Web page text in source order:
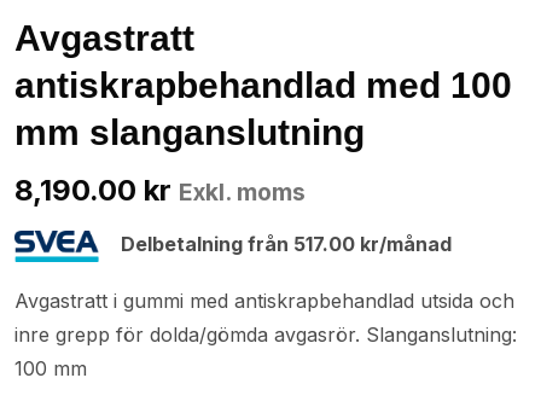
Delbetalning från 517.00 kr/månad
8,190.00 kr Exkl. moms
Avgastratt
antiskrapbehandlad med 100
mm slanganslutning
Avgastratt i gummi med antiskrapbehandlad utsida och
inre grepp för dolda/gömda avgasrör. Slanganslutning:
100 mm